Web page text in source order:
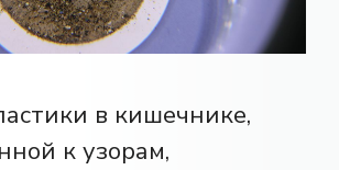
в кишечнике,
к узорам,